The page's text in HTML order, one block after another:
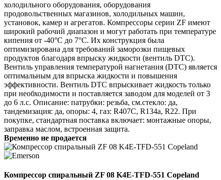
холодильного оборудования, оборудования
продовольственных магазинов, холодильных машин,
установок, камер и агрегатов. Компрессоры серии ZF имеют
широкий рабочий диапазон и могут работать при температуре
кипения от -40°C до 7°C. Их конструкция была
оптимизирована для требований заморозки пищевых
продуктов благодаря впрыску жидкости (вентиль DTC).
Вентиль управления температурой нагнетания (DTC) является
оптимальным для впрыска жидкости и повышения
эффективности. Вентиль DTC впрыскивает жидкость только
при необходимости и поставляется заводом для моделей от 3
до 6 л.с. Описание: патрубки: резьба, см.стекло: да,
тандемизация: да, опоры: 4, газ: R407C, R134a, R22. При
покупке, стандартная поставка включает: монтажные опоры,
заправка маслом, встроенная защита.
Временно не продается
Компрессор спиральный ZF 08 K4E-TFD-551 Copeland